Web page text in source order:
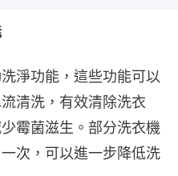
淨功能，這些功能可以
清洗，有效清除洗衣
霉菌滋生。部分洗衣機
次，可以進一步降低洗